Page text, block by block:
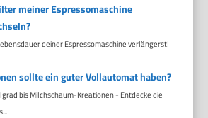
meiner Espressomaschine
deiner Espressomaschine verlängerst!
sollte ein guter Vollautomat haben?
bis Milchschaum-Kreationen - Entdecke die